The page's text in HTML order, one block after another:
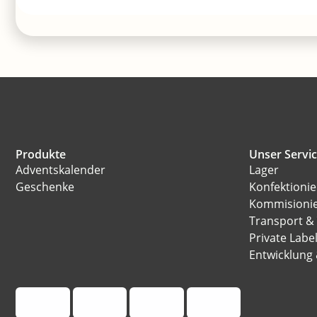
Produkte
Adventskalender
Geschenke
Unser
Lager
Transport &
Private Label
Entwicklung